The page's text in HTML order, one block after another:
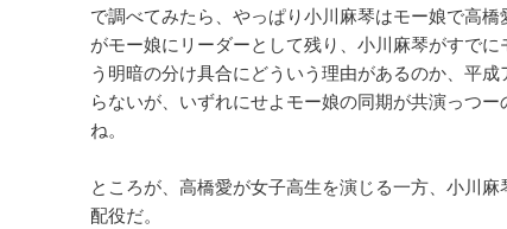
で調べてみたら、やっぱり小川麻琴はモー娘で高
がモー娘にリーダーとして残り、小川麻琴がすで
う明暗の分け具合にどういう理由があるのか、平
らないが、いずれにせよモー娘の同期が共演っつ
ね。
ところが、高橋愛が女子高生を演じる一方、小川
配役だ。